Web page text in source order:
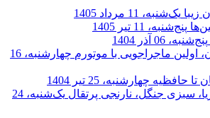
زیبا یک‌شنبه، 11 مرداد 1405
پنج‌شنبه، 11 تیر 1405
پنج‌شنبه، 06 آذر 1404
اولین ماجراجویی با موتورم
چهارشنبه، 16
تا حافظیه چهارشنبه، 25 تیر 1404
سبزی جنگل، نارنجی پرتقال
یک‌شنبه، 24